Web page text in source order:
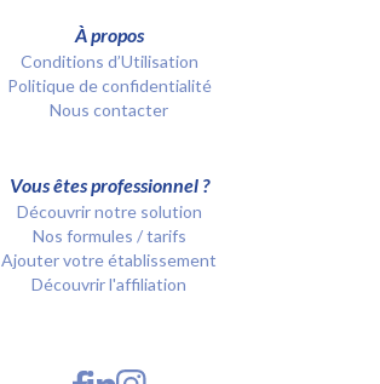
À propos
Conditions d’Utilisation
Politique de confidentialité
Nous contacter
Vous êtes professionnel ?
Découvrir notre solution
Nos formules / tarifs
Ajouter votre établissement
Découvrir l'affiliation